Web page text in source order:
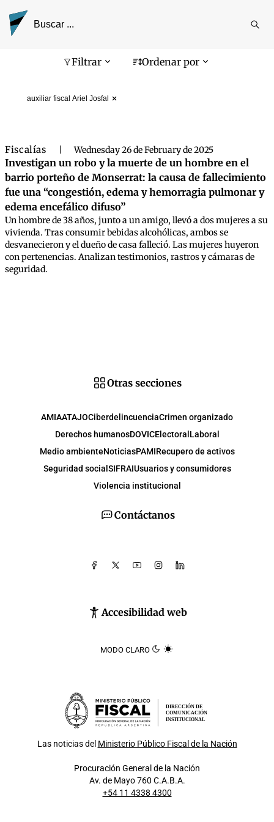
Filtrar Ordenar por
auxiliar fiscal Ariel Josfal
Pantalla de búsqueda
Fiscalías Wednesday 26 de February de 2025
Investigan un robo y la muerte de un hombre en el
barrio porteño de Monserrat: la causa de fallecimiento
fue una “congestión, edema y hemorragia pulmonar y
edema encefálico difuso”
Un hombre de 38 años, junto a un amigo, llevó a dos mujeres a su
vivienda. Tras consumir bebidas alcohólicas, ambos se
desvanecieron y el dueño de casa falleció. Las mujeres huyeron
con pertenencias. Analizan testimonios, rastros y cámaras de
seguridad.
Contáctanos
Accesibilidad web
MODO CLARO
Otras secciones
AMIAATAJOCiberdelincuenciaCrimen organizado
Derechos humanosDOVICElectoral Laboral
Medio ambienteNoticiasPAMIRecupero de activos
Seguridad social SIFRAIUsuarios y consumidores
Violencia institucional
DIRECCIÓN DE
COMUNICACIÓN
INSTITUCIONAL
Las noticias del Ministerio Público Fiscal de la Nación
Procuración General de la Nación
Av. de Mayo 760 C.A.B.A.
+54 11 4338 4300